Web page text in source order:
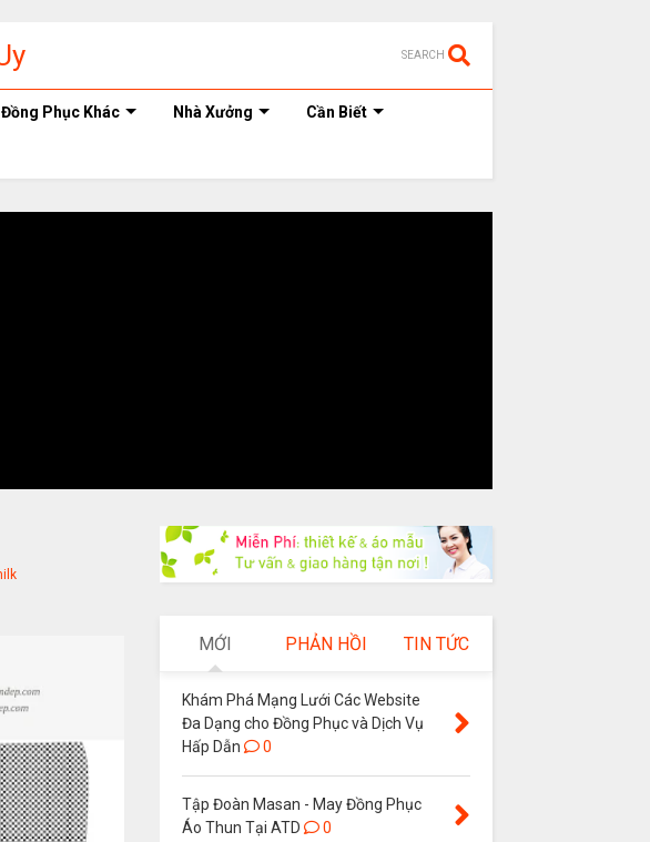
SEARCH
Đồng Phục Khác Nhà Xưởng Cần Biết
MỚI PHẢN HỒI TIN TỨC
Khám Phá Mạng Lưới Các Website
Đa Dạng cho Đồng Phục và Dịch Vụ
Hấp Dẫn
0
Tập Đoàn Masan - May Đồng Phục
Áo Thun Tại ATD
0